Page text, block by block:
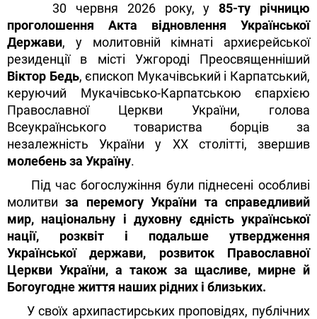
30 червня 2026 року, у85-ту річницю
проголошення Акта відновлення Української
Держави, у молитовній кімнаті архиєрейської
резиденції в місті Ужгороді Преосвященніший
Віктор Бедь, єпископ Мукачівський і Карпатський,
керуючий Мукачівсько-Карпатською єпархією
Православної Церкви України, голова
Всеукраїнського товариства борців за
незалежність України у ХХ столітті, звершив
молебень за Україну.
Під час богослужіння були піднесені особливі
молитвиза перемогу України та справедливий
мир, національну і духовну єдність української
нації, розквіт і подальше утвердження
Української держави, розвиток Православної
Церкви України, а також за щасливе, мирне й
Богоугодне життя наших рідних і близьких.
У своїх архипастирських проповідях, публічних